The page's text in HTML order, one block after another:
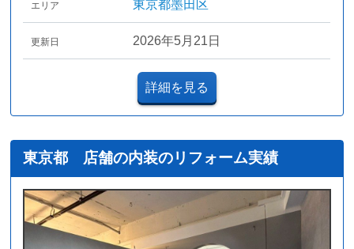
エリア 東京都墨田区
更新日 2026年5月21日
詳細を見る
東京都 店舗の内装のリフォーム実績